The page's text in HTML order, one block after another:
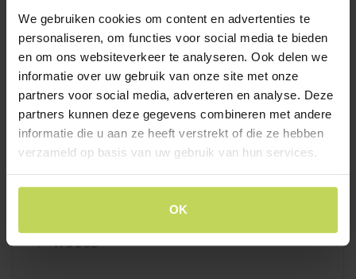
We gebruiken cookies om content en advertenties te
personaliseren, om functies voor social media te bieden
en om ons websiteverkeer te analyseren. Ook delen we
informatie over uw gebruik van onze site met onze
partners voor social media, adverteren en analyse. Deze
partners kunnen deze gegevens combineren met andere
informatie die u aan ze heeft verstrekt of die ze hebben
verzameld op basis van uw gebruik van hun services.
OK
Hanglampen
Lampenkappen en voet
Vloerlampen
Plafondlampen
Trendhopper
WOOOD